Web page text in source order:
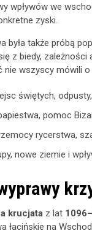
wpływów we
zyski.
była także próbą
z biedy, zależności
nie wszyscy mówili
świętych,
pomoc
rycerstwa,
nowe ziemie i
krucjata z lat
na